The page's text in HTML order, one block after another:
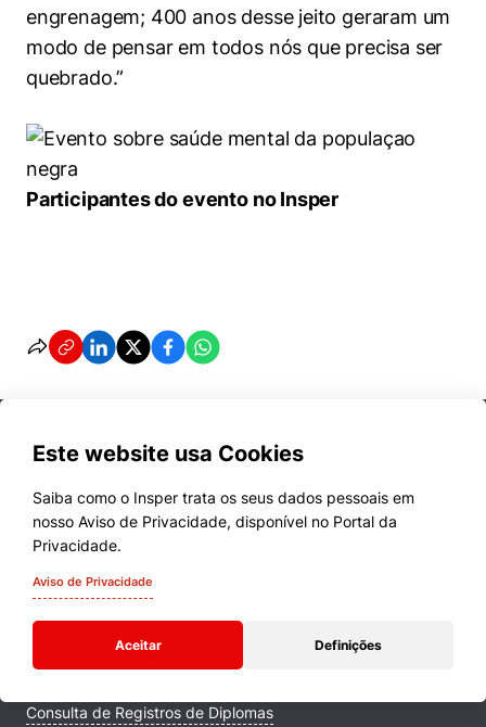
engrenagem; 400 anos desse jeito geraram um
modo de pensar em todos nós que precisa ser
quebrado.”
Participantes do evento no Insper
Este website usa Cookies
Saiba como o Insper trata os seus dados pessoais em
nosso Aviso de Privacidade, disponível no Portal da
Privacidade.
Aviso de Privacidade
Aceitar Definições
Cursos
Quem Somos
Comunidade Transforme
Campus
Consulta de Registros de Diplomas